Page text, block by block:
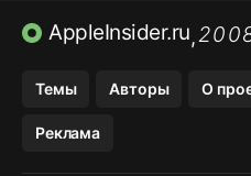
ПРИЛОЖЕНИЯ БЕЗ APP
AppleInsider.ru,
Темы Авторы О
Реклама